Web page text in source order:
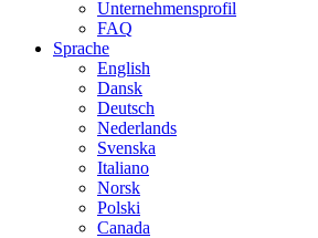
Unternehmensprofil
FAQ
Sprache
English
Dansk
Deutsch
Nederlands
Svenska
Italiano
Norsk
Polski
Canada